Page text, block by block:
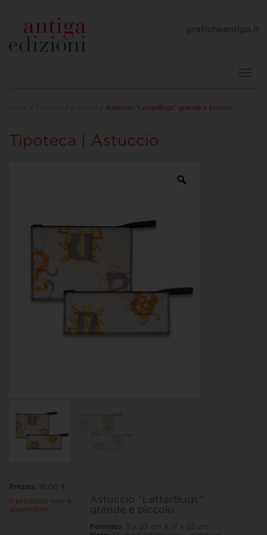
/ / / Astuccio “LetterBugs” grande e piccolo
Tipoteca | Astuccio
Astuccio “LetterBugs”
grande e piccolo
Formato: 9 x 23 cm & 17 x 23 cm
Prezzo:
18.00 €
Il prodotto non è
disponibile